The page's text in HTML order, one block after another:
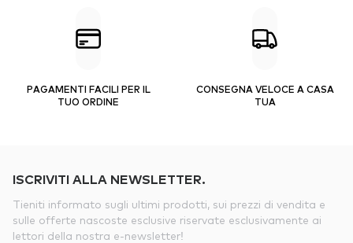
PAGAMENTI FACILI PER IL
TUO ORDINE
CONSEGNA VELOCE A CASA
TUA
ISCRIVITI ALLA NEWSLETTER.
Tieniti informato sugli ultimi prodotti, sui prezzi di vendita e
sulle offerte nascoste esclusive riservate esclusivamente ai
lettori della nostra e-newsletter!